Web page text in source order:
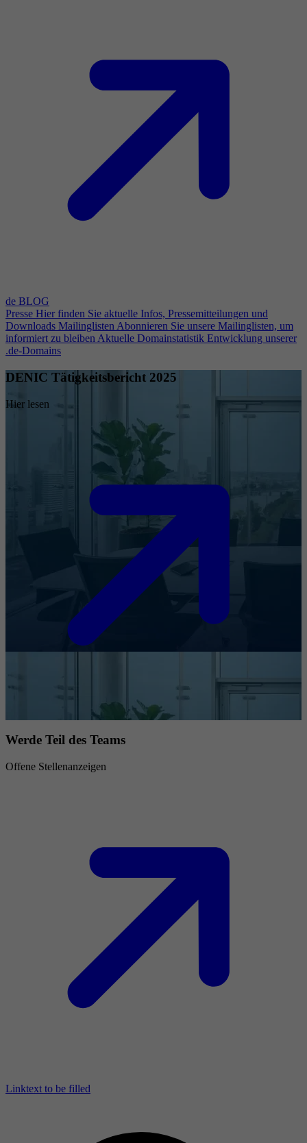
de BLOG
Presse Hier finden Sie aktuelle Infos, Pressemitteilungen und
Downloads Mailinglisten Abonnieren Sie unsere Mailinglisten, um
informiert zu bleiben Aktuelle Domainstatistik Entwicklung unserer
.de-Domains
DENIC Tätigkeitsbericht 2025
Hier lesen
Werde Teil des Teams
Offene Stellenanzeigen
Linktext to be filled